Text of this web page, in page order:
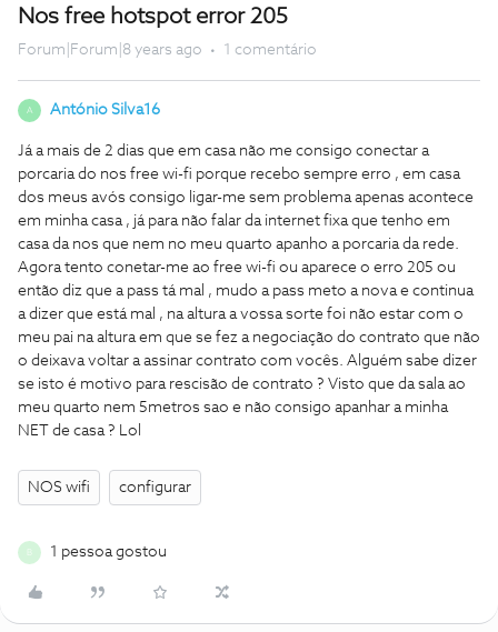
Nos free hotspot error 205
Forum|Forum|8 years ago 1 comentário
A António Silva16
Já a mais de 2 dias que em casa não me consigo conectar a
porcaria do nos free wi-fi porque recebo sempre erro , em casa
dos meus avós consigo ligar-me sem problema apenas acontece
em minha casa , já para não falar da internet fixa que tenho em
casa da nos que nem no meu quarto apanho a porcaria da rede.
Agora tento conetar-me ao free wi-fi ou aparece o erro 205 ou
então diz que a pass tá mal , mudo a pass meto a nova e continua
a dizer que está mal , na altura a vossa sorte foi não estar com o
meu pai na altura em que se fez a negociação do contrato que não
o deixava voltar a assinar contrato com vocês. Alguém sabe dizer
se isto é motivo para rescisão de contrato ? Visto que da sala ao
meu quarto nem 5metros sao e não consigo apanhar a minha
NET de casa ? Lol
NOS wifi configurar
1 pessoa gostou